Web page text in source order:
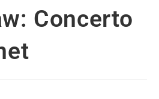
Concerto